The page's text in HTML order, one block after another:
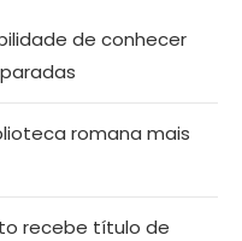
de conhecer
romana mais
recebe título de